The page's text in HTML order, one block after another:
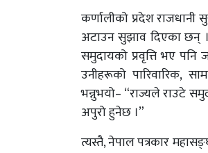
कर्णालीको प्रदेश राजधानी
अटाउन सुझाव दिएका छन्
समुदायको प्रवृत्ति भए पनि
उनीहरूको पारिवारिक,
भन्नुभयो– “राज्यले राउटे
अपुरो हुनेछ ।”
त्यस्तै, नेपाल पत्रकार